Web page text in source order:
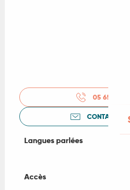
05 65 11 94
Langues parlées
Langues parlées
Accès
Accès